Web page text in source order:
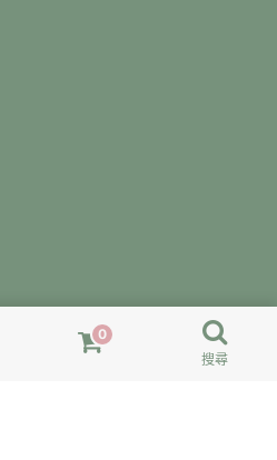
意教室 所營運的毛線材料網
0
搜尋